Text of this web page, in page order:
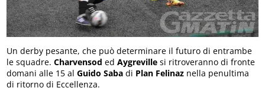
Un derby pesante, che può determinare il futuro di entrambe
le squadre.Charvensod edAygreville si ritroveranno di fronte
domani alle 15 alGuido Saba di Plan Felinaz nella penultima
di ritorno di Eccellenza.